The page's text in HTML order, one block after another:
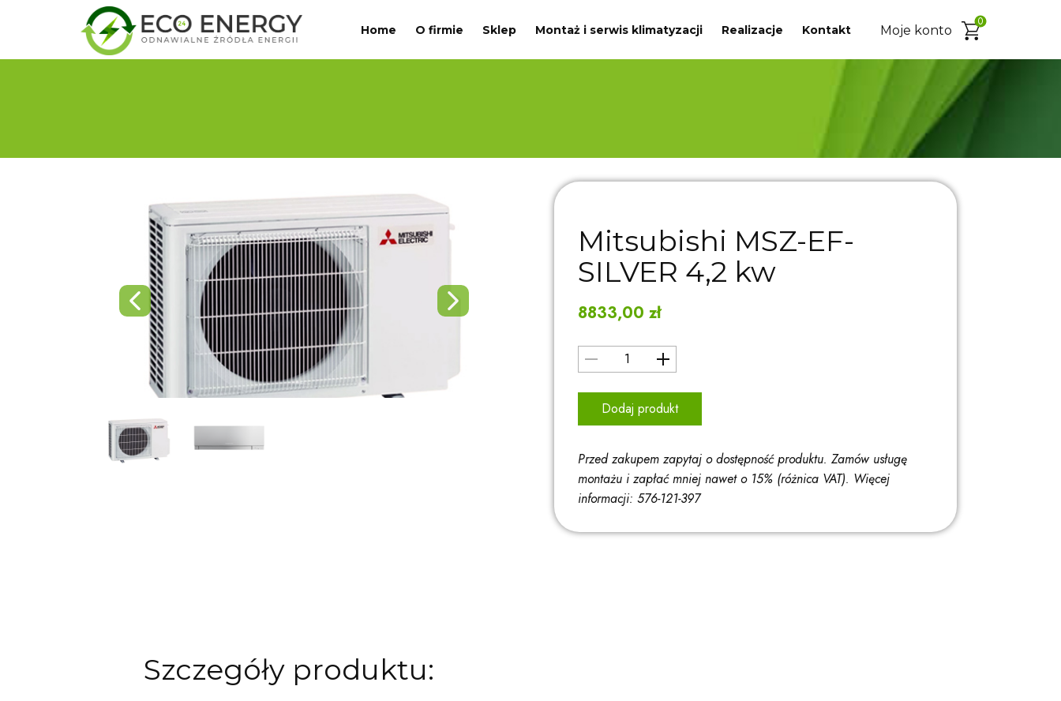
0
Moje konto
Home O firmie Sklep Montaż i serwis klimatyzacji Realizacje Kontakt
Mitsubishi MSZ-EF-
SILVER 4,2 kw
8833,00 zł
Dodaj produkt
Przed zakupem zapytaj o dostępność produktu. Zamów usługę
montażu i zapłać mniej nawet o 15% (różnica VAT). Więcej
informacji: 576-121-397
Szczegóły produktu: